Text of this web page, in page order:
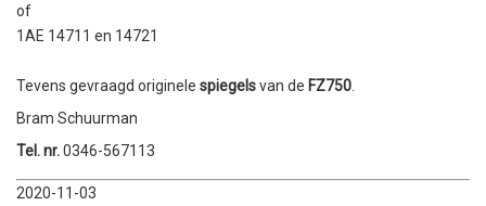
of
1AE 14711 en 14721
Tevens gevraagd originele spiegelsvan de FZ750
Bram Schuurman
Tel.nr.0346-567113
2020-11-03